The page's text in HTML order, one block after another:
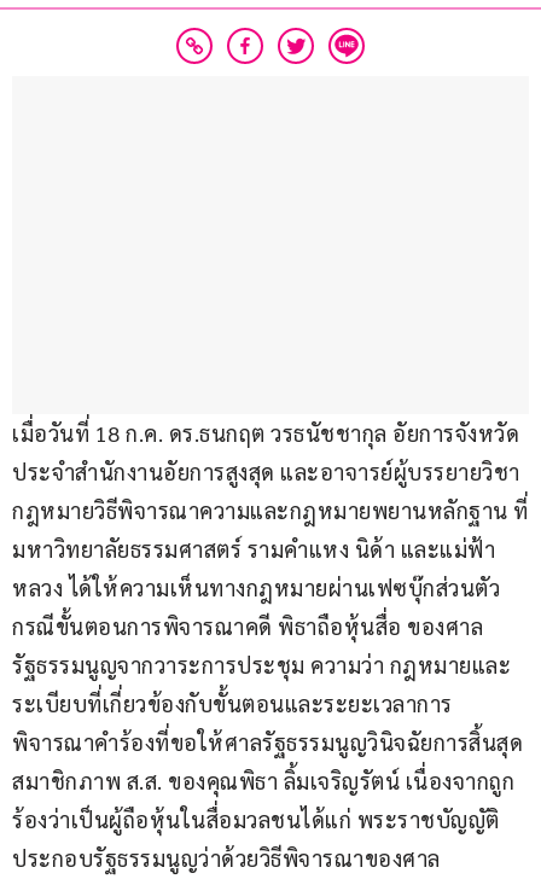
เมื่อวันที่ 18 ก.ค. ดร.ธนกฤต วรธนัชชากุล อัยการจังหวัด
ประจำสำนักงานอัยการสูงสุด และอาจารย์ผู้บรรยายวิชา
กฎหมายวิธีพิจารณาความและกฎหมายพยานหลักฐาน ที่
มหาวิทยาลัยธรรมศาสตร์ รามคำแหง นิด้า และแม่ฟ้า
หลวง ได้ให้ความเห็นทางกฎหมายผ่านเฟซบุ๊กส่วนตัว
กรณีขั้นตอนการพิจารณาคดี พิธาถือหุ้นสื่อ ของศาล
รัฐธรรมนูญจากวาระการประชุม ความว่า กฎหมายและ
ระเบียบที่เกี่ยวข้องกับขั้นตอนและระยะเวลาการ
พิจารณาคำร้องที่ขอให้ศาลรัฐธรรมนูญวินิจฉัยการสิ้นสุด
สมาชิกภาพ ส.ส. ของคุณพิธา ลิ้มเจริญรัตน์ เนื่องจากถูก
ร้องว่าเป็นผู้ถือหุ้นในสื่อมวลชนได้แก่ พระราชบัญญัติ
ประกอบรัฐธรรมนูญว่าด้วยวิธีพิจารณาของศาล